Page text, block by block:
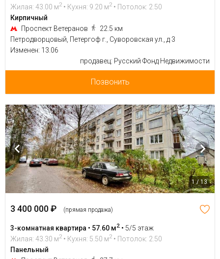
Жилая: 43.00 м2 • Кухня: 9.20 м2 • Потолок: 2.50
Кирпичный
Проспект Ветеранов
22.5 км
Петродворцовый, Петергоф г., Суворовская ул., д 3
Изменен: 13.06
продавец: Русский Фонд Недвижимости
Позвонить
1 / 13
3 400 000 ₽ (прямая продажа)
3-комнатная квартира • 57.60 м2 • 5/5 этаж
Жилая: 43.30 м2 • Кухня: 5.50 м2 • Потолок: 2.50
Панельный